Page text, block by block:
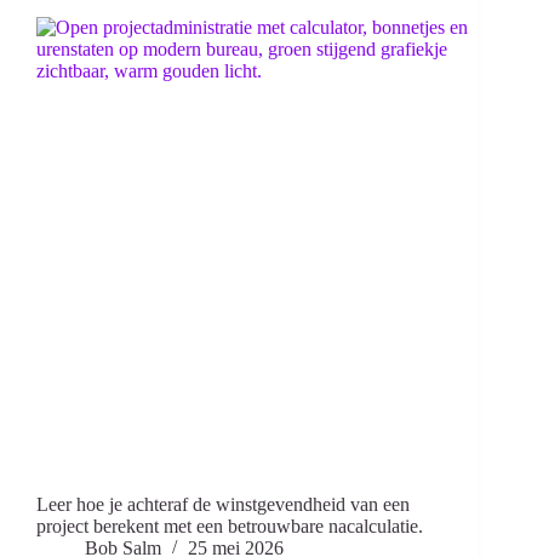
Leer hoe je achteraf de winstgevendheid van een
project berekent met een betrouwbare nacalculatie.
Bob Salm
25 mei 2026